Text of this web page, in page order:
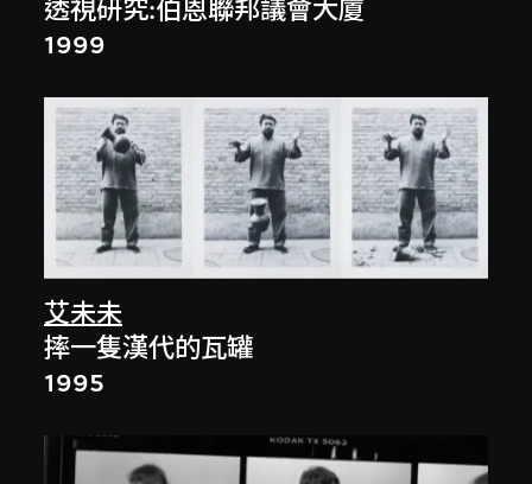
透視研究:伯恩聯邦議會大廈
1999
艾未未
摔一隻漢代的瓦罐
1995